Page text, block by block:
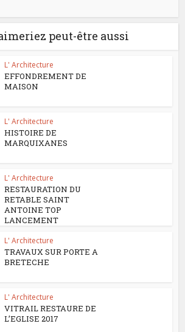
peut-être aussi
L' Architecture
EFFONDREMENT DE
MAISON
L' Architecture
HISTOIRE DE
MARQUIXANES
L' Architecture
RESTAURATION DU
RETABLE SAINT
ANTOINE TOP
LANCEMENT
L' Architecture
TRAVAUX SUR PORTE A
BRETECHE
L' Architecture
VITRAIL RESTAURE DE
L’EGLISE 2017